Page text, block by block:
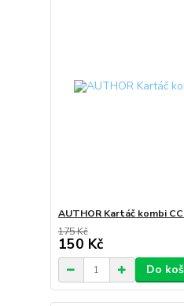
AUTHOR Kartáč kombi
175 Kč
150 Kč
Do